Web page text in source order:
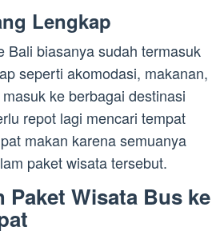
Lengkap
Bali biasanya sudah termasuk
seperti akomodasi, makanan,
ke berbagai destinasi
repot lagi mencari tempat
makan karena semuanya
paket wisata tersebut.
Paket Wisata Bus ke